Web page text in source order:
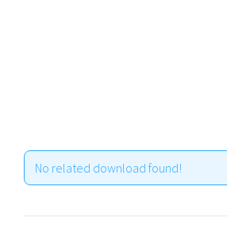
No related download found!